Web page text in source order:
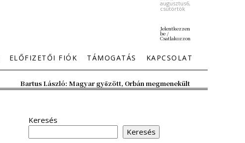
augusztus6,
csütörtök
Jelentkezzen
be /
Csatlakozzon
ELŐFIZETŐI FIÓK TÁMOGATÁS KAPCSOLAT
Bartus László: Magyar győzött, Orbán megmenekült
Keresés
Keresés